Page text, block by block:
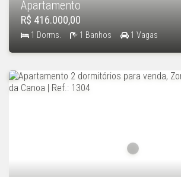
Apartamento
R$ 416.000,00
1 Dorms. 1 Banhos 1 Vagas